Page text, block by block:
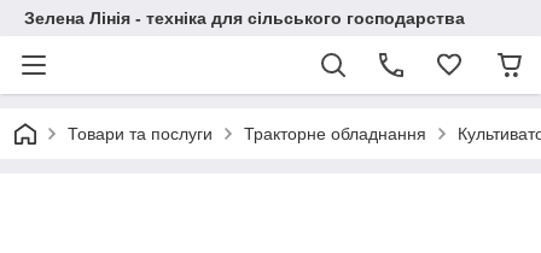
Зелена Лінія - техніка для сільського господарства
Товари та послуги Тракторне обладнання